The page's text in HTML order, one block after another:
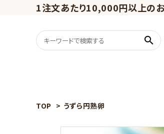
1注文あたり10,000円以上の
search
TOP > うずら円熟卵